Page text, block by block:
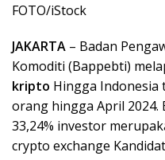
FOTO/iStock
JAKARTA – Badan
Komoditi (Bappebti)
kripto Hingga Indonesia
orang hingga April
33,24% investor
crypto exchange